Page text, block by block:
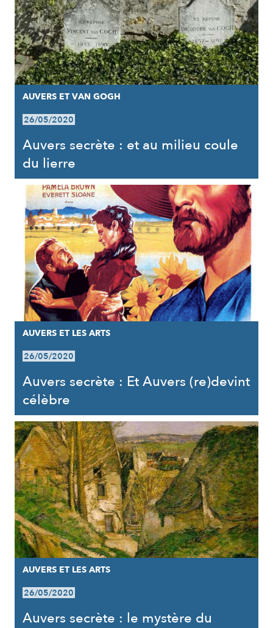
AUVERS ET VAN GOGH
26/05/2020
Auvers secrète : et au milieu coule
du lierre
AUVERS ET LES ARTS
26/05/2020
Auvers secrète : Et Auvers (re)devint
célèbre
AUVERS ET LES ARTS
26/05/2020
Auvers secrète : le mystère du